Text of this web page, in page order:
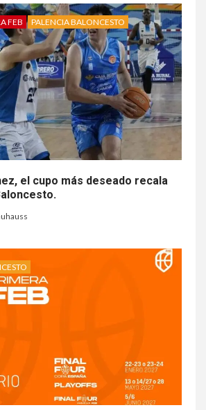
FEB PALENCIA BALONCESTO
el cupo más deseado recala